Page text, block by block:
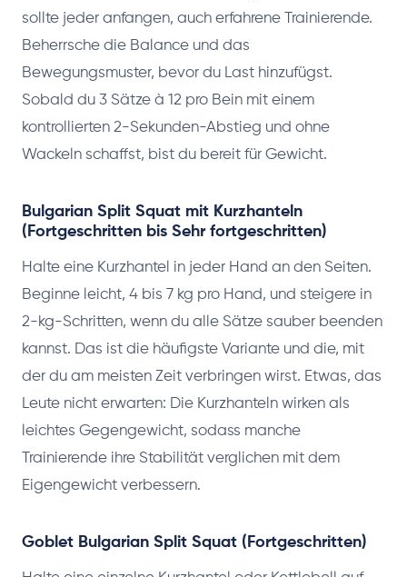
sollte jeder anfangen, auch erfahrene Trainierende.
Beherrsche die Balance und das
Bewegungsmuster, bevor du Last hinzufügst.
Sobald du 3 Sätze à 12 pro Bein mit einem
kontrollierten 2-Sekunden-Abstieg und ohne
Wackeln schaffst, bist du bereit für Gewicht.
Bulgarian Split Squat mit Kurzhanteln
(Fortgeschritten bis Sehr fortgeschritten)
Halte eine Kurzhantel in jeder Hand an den Seiten.
Beginne leicht, 4 bis 7 kg pro Hand, und steigere in
2-kg-Schritten, wenn du alle Sätze sauber beenden
kannst. Das ist die häufigste Variante und die, mit
der du am meisten Zeit verbringen wirst. Etwas, das
Leute nicht erwarten: Die Kurzhanteln wirken als
leichtes Gegengewicht, sodass manche
Trainierende ihre Stabilität verglichen mit dem
Eigengewicht verbessern.
Goblet Bulgarian Split Squat (Fortgeschritten)